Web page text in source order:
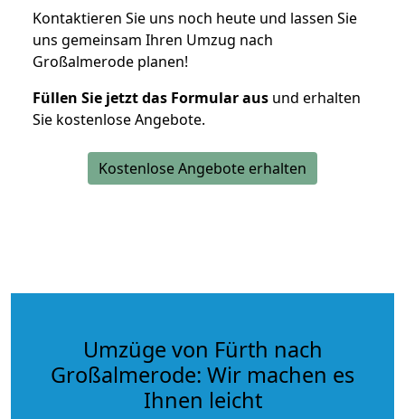
Kontaktieren Sie uns noch heute und lassen Sie
uns gemeinsam Ihren Umzug nach
Großalmerode planen!
Füllen Sie jetzt das Formular aus und erhalten
Sie kostenlose Angebote.
Kostenlose Angebote erhalten
Umzüge von Fürth nach
Großalmerode: Wir machen es
Ihnen leicht